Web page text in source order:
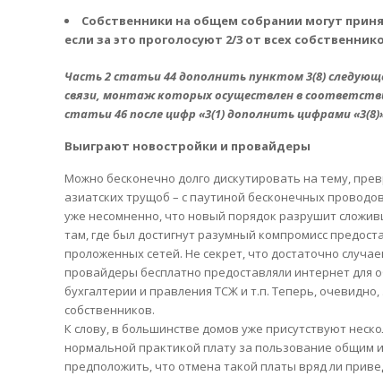
Собственники на общем собрании могут
если за это проголосуют 2/3 от всех
Часть 2 статьи 44 дополнить пунктом 3(8)
связи, монтаж которых осуществлен в
статьи 46 после цифр «3(1) дополнить цифрами
Выиграют новостройки и провайдеры
Можно бесконечно долго дискутировать на тему,
азиатских трущоб – с паутиной бесконечных
уже несомненно, что новый порядок разрушит
там, где был достигнут разумный компромисс
проложенных сетей. Не секрет, что достаточно
провайдеры бесплатно предоставляли интернет
бухгалтерии и правления ТСЖ и т.п. Теперь,
собственников.
К слову, в большинстве домов уже присутствуют
нормальной практикой плату за пользование
предположить, что отмена такой платы вряд ли